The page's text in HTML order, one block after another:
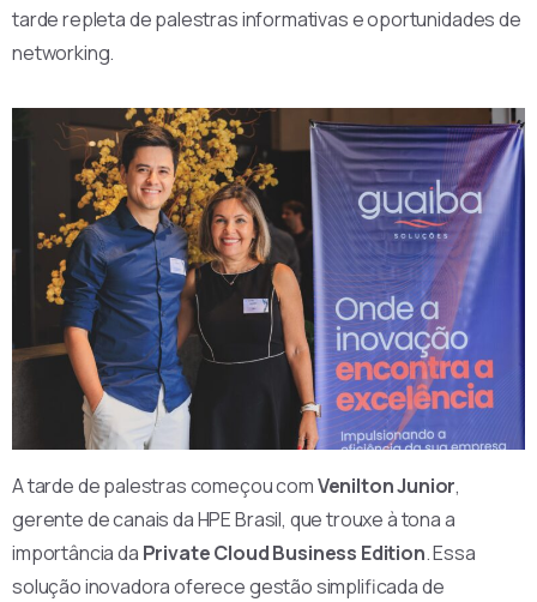
tarde repleta de palestras informativas e oportunidades de
networking.
A tarde de palestras começou comVenilton Junior,
gerente de canais da HPE Brasil, que trouxe à tona a
importância da Private Cloud Business Edition. Essa
solução inovadora oferece gestão simplificada de